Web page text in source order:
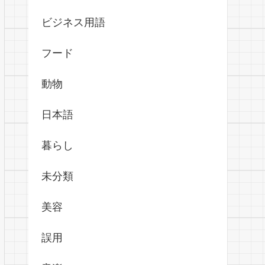
ビジネス用語
フード
動物
日本語
暮らし
未分類
美容
誤用